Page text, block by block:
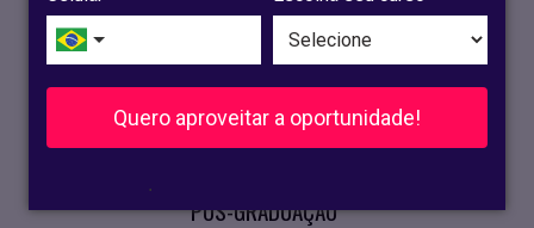
Quero aproveitar a oportunidade!
.
RECIFE
VESTIBULAR
CURSOS PRESENCIAIS
PÓS-GRADUAÇÃO